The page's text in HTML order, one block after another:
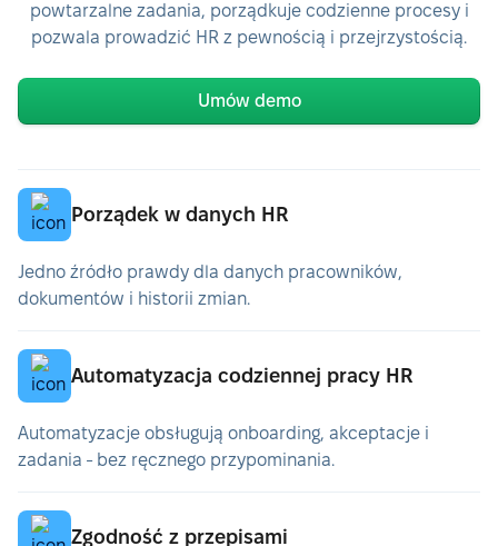
powtarzalne zadania, porządkuje codzienne procesy i
pozwala prowadzić HR z pewnością i przejrzystością.
Umów demo
Porządek w danych HR
Jedno źródło prawdy dla danych pracowników,
dokumentów i historii zmian.
Automatyzacja codziennej pracy HR
Automatyzacje obsługują onboarding, akceptacje i
zadania - bez ręcznego przypominania.
Zgodność z przepisami